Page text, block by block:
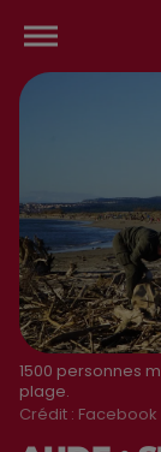
1500 personnes
plage.
Crédit :